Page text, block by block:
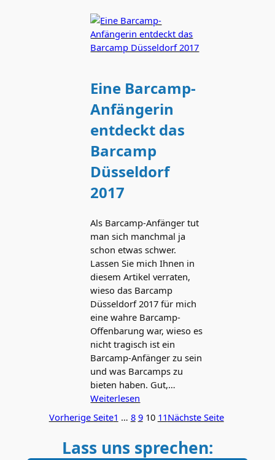
Eine Barcamp-
Anfängerin
entdeckt das
Barcamp
Düsseldorf
2017
Als Barcamp-Anfänger tut
man sich manchmal ja
schon etwas schwer.
Lassen Sie mich Ihnen in
diesem Artikel verraten,
wieso das Barcamp
Düsseldorf 2017 für mich
eine wahre Barcamp-
Offenbarung war, wieso es
nicht tragisch ist ein
Barcamp-Anfänger zu sein
und was Barcamps zu
bieten haben. Gut,…
Weiterlesen
Vorherige Seite1 … 8 9 10 11Nächste Seite
Lass uns sprechen: